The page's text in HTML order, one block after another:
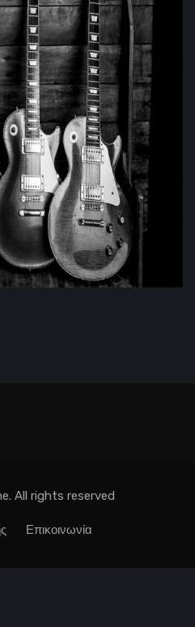
All rights reserved
Επικοινωνία